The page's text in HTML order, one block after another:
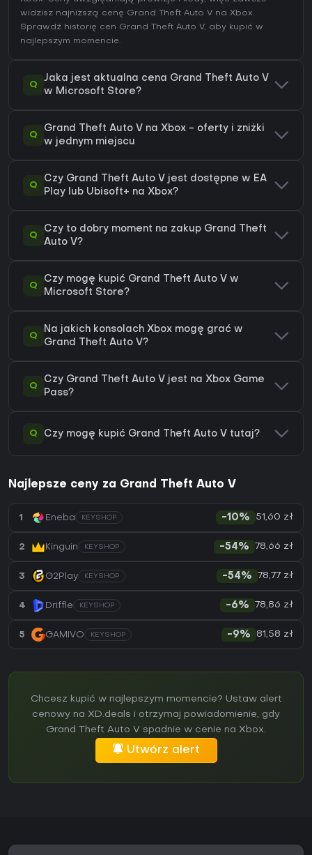
widzisz najniższą cenę Grand Theft Auto V na Xbox.
Sprawdź historię cen Grand Theft Auto V, aby kupić w
najlepszym momencie.
Q
Jaka jest aktualna cena Grand Theft Auto V
w Microsoft Store?
Q
Grand Theft Auto V na Xbox - oferty i zniżki
w jednym miejscu
Q
Czy Grand Theft Auto V jest dostępne w EA
Play lub Ubisoft+ na Xbox?
Q
Czy to dobry moment na zakup Grand Theft
Auto V?
Q
Czy mogę kupić Grand Theft Auto V w
Microsoft Store?
Q
Na jakich konsolach Xbox mogę grać w
Grand Theft Auto V?
Q
Czy Grand Theft Auto V jest na Xbox Game
Pass?
Q Czy mogę kupić Grand Theft Auto V tutaj?
Najlepsze ceny za Grand Theft Auto V
1 Eneba KEYSHOP -10% 51,60 zł
2 Kinguin KEYSHOP -54% 78,66 zł
3 G2Play KEYSHOP -54% 78,77 zł
4 Driffle KEYSHOP -6% 78,86 zł
5 GAMIVO KEYSHOP -9% 81,58 zł
Chcesz kupić w najlepszym momencie? Ustaw alert
cenowy na XD.deals i otrzymaj powiadomienie, gdy
Grand Theft Auto V spadnie w cenie na Xbox.
Utwórz alert